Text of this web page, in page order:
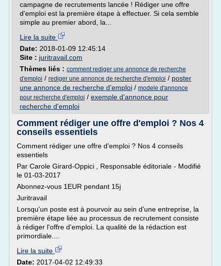
campagne de recrutements lancée ! Rédiger une offre
d'emploi est la première étape à effectuer. Si cela semble
simple au premier abord, la...
Lire la suite
Date: 2018-01-09 12:45:14
Site : juritravail.com
Thèmes liés : comment rediger une annonce de recherche
d'emploi / rediger une annonce de recherche d'emploi / poster
une annonce de recherche d'emploi / modele d'annonce
pour recherche d'emploi / exemple d'annonce pour
recherche d'emploi
Comment rédiger une offre d'emploi ? Nos 4
conseils essentiels
Comment rédiger une offre d'emploi ? Nos 4 conseils
essentiels
Par Carole Girard-Oppici , Responsable éditoriale - Modifié
le 01-03-2017
Abonnez-vous 1EUR pendant 15j
Juritravail
Lorsqu'un poste est à pourvoir au sein d'une entreprise, la
première étape liée au processus de recrutement consiste
à rédiger l'offre d'emploi. La qualité de la rédaction est
primordiale....
Lire la suite
Date: 2017-04-02 12:49:33